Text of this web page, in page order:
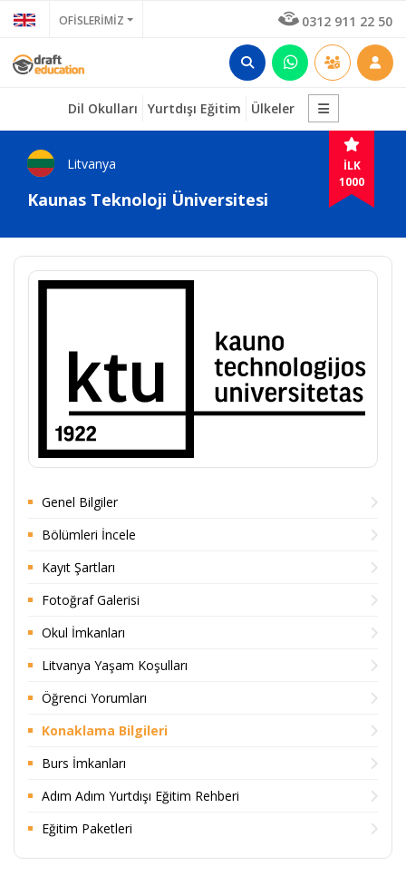
OFİSLERİMİZ 0312 911 22 50
Dil Okulları Yurtdışı Eğitim Ülkeler
İLK
1000
Litvanya
Kaunas Teknoloji Üniversitesi
Genel Bilgiler
Bölümleri İncele
Kayıt Şartları
Fotoğraf Galerisi
Okul İmkanları
Litvanya Yaşam Koşulları
Öğrenci Yorumları
Konaklama Bilgileri
Burs İmkanları
Adım Adım Yurtdışı Eğitim Rehberi
Eğitim Paketleri